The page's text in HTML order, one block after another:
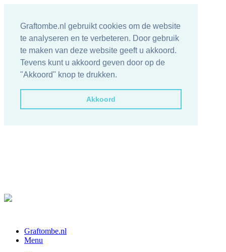
Graftombe.nl gebruikt cookies om de website
te analyseren en te verbeteren. Door gebruik
te maken van deze website geeft u akkoord.
Tevens kunt u akkoord geven door op de
"Akkoord" knop te drukken.
Akkoord
Graftombe.nl
Menu